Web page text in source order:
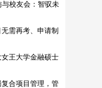
校友会：智驭未
需再考、申请制
王大学金融硕士
合项目管理，管